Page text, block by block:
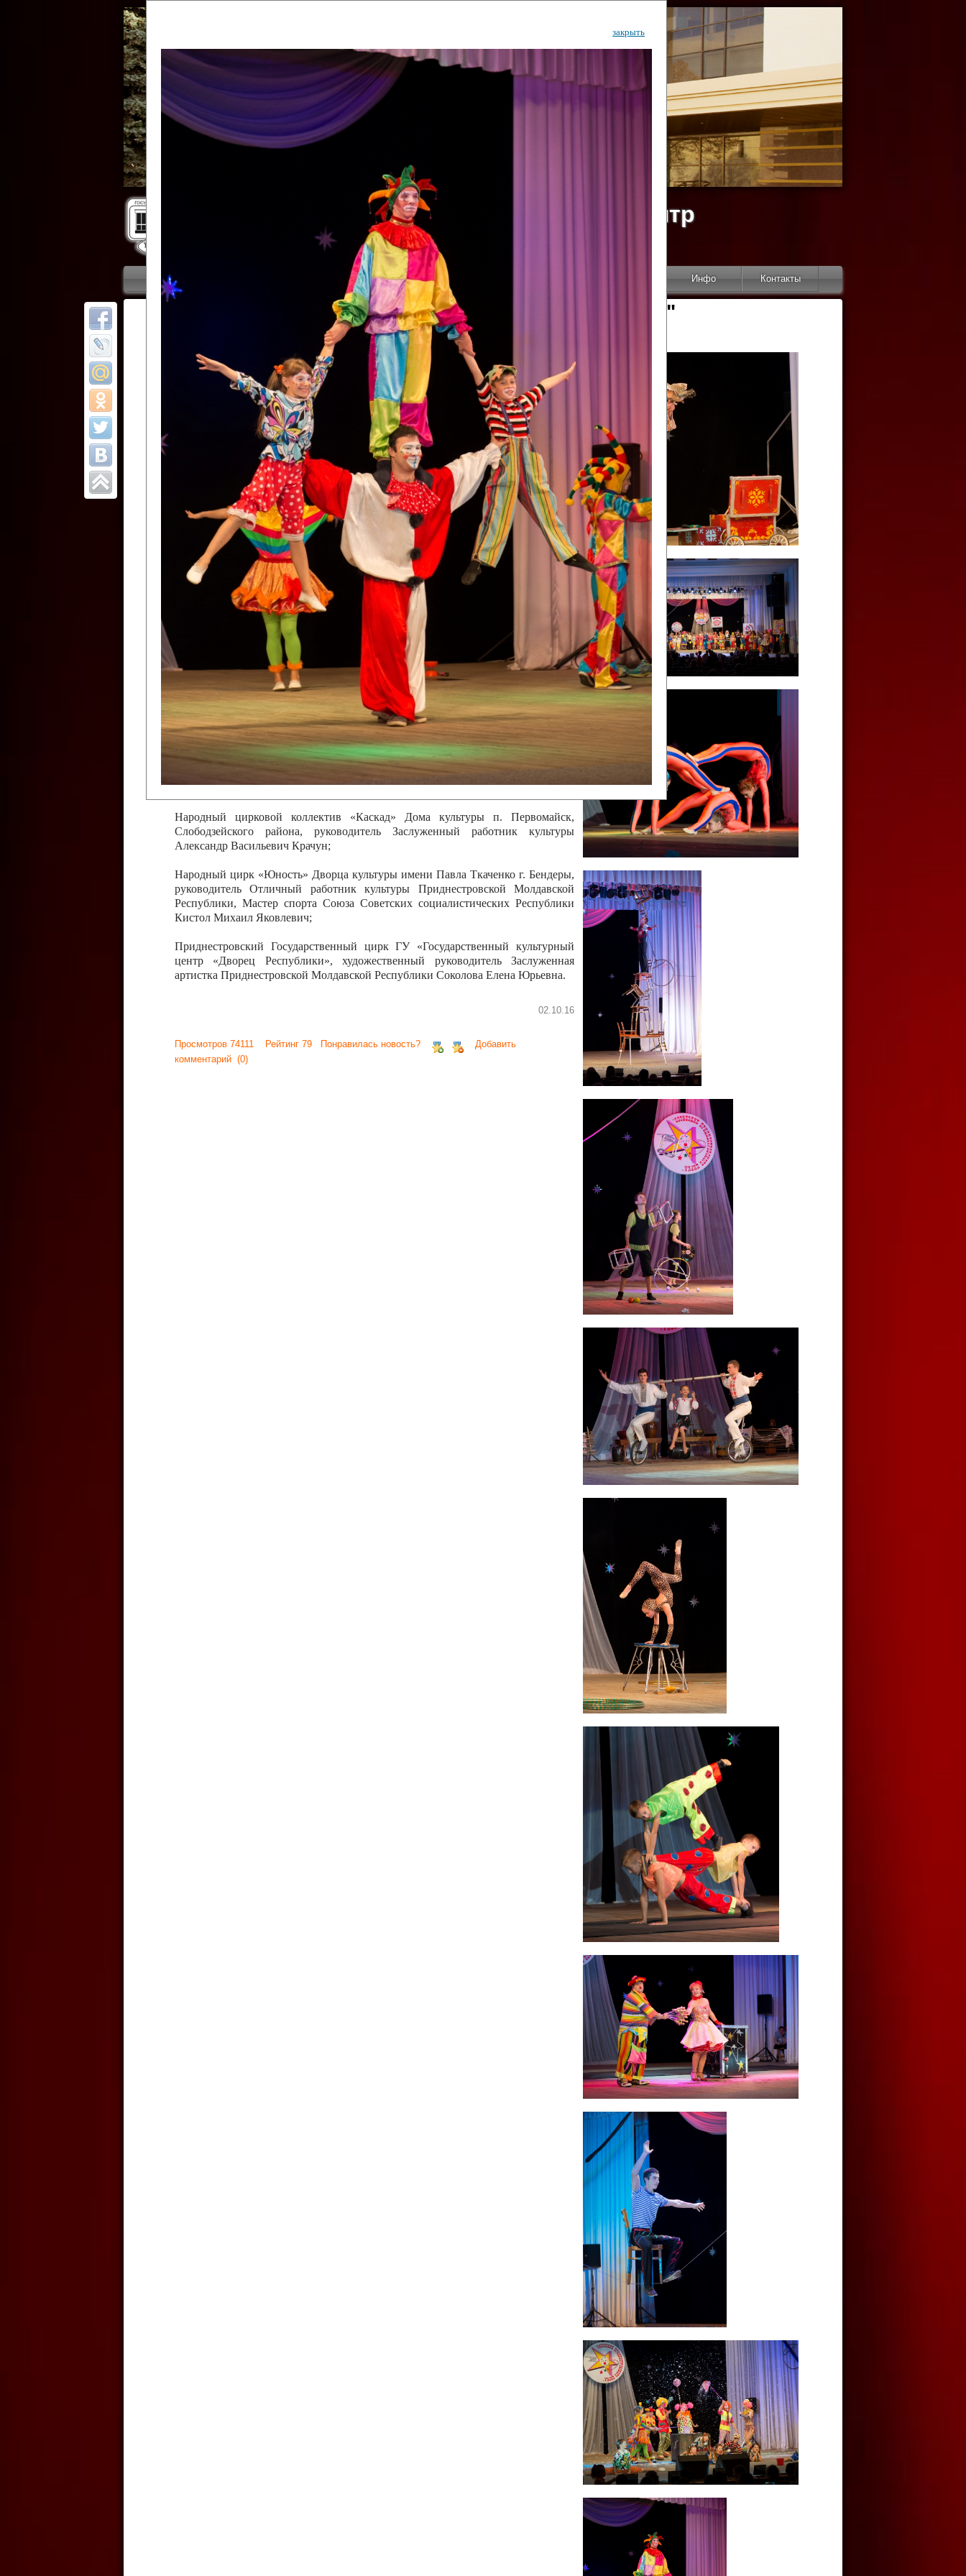
Государственный культурный центр
Дворец Республики
Главная Новости Инфо Контакты
ОТЧЕТЫ ГКЦ "ДВОРЕЦ РЕСПУБЛИКИ"
закрыть
Финал Республиканского фестиваля
цирковых коллективов "Созвездие
Приднестровского цирка"
Участники фестиваля:
Образцовый эстрадно-цирковой коллектив «Ровесник» Дом культуры с.
Протягайловка, г. Бендеры , руководитель Рогожинер Светлана Георгиевна
Народный цирковой клоунский коллектив «Шари-вари» МУ «Культурно-
досуговый центр «Шелковик» г.Бендеры, руководители Отличные работники
культуры Приднестровской Молдавской Республики Алёна Александровна и
Олег Степанович Райлян;
Народный цирковой коллектив «Энтузиасты» Дома культуры с. Делакеу,
Григориопольского района, руководитель Отличный работник культуры
Приднестровской Молдавской Республики Пётр Петрович Дижмару;
Народный цирковой коллектив «Сперанца» Дома культуры посёлка Красное,
Слободзейского района, руководитель Отличный работник культуры
Приднестровской Молдавской Республики Анжела Владимировна
Казавчинская;
Образцовый эстрадно-цирковой коллектив «Алегро» Дома детско –юношеского
творчества с. Чобручи, Слободзейского района, руководитель Хачатурян Юрий
Владимирович;
Образцовый цирковой коллектив «Радуга» Городской дворец культуры г.
Тирасполь, руководитель Отличный работник культуры Приднестровской
Молдавской Республики Николай Юрьевич Елистратов;
Народный цирковой коллектив «Каскад» Дома культуры п. Первомайск,
Слободзейского района, руководитель Заслуженный работник культуры
Александр Васильевич Крачун;
Народный цирк «Юность» Дворца культуры имени Павла Ткаченко г. Бендеры,
руководитель Отличный работник культуры Приднестровской Молдавской
Республики, Мастер спорта Союза Советских социалистических Республики
Кистол Михаил Яковлевич;
Приднестровский Государственный цирк ГУ «Государственный культурный
центр «Дворец Республики», художественный руководитель Заслуженная
артистка Приднестровской Молдавской Республики Соколова Елена Юрьевна.
02.10.16
Просмотров 74111 Рейтинг 79 Понравилась новость?
Добавить
комментарий (0)